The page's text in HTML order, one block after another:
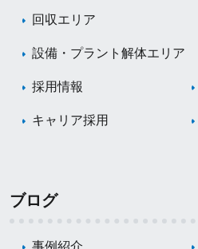
回収エリア
設備・プラント解体エリア
採用情報
キャリア採用
ブログ